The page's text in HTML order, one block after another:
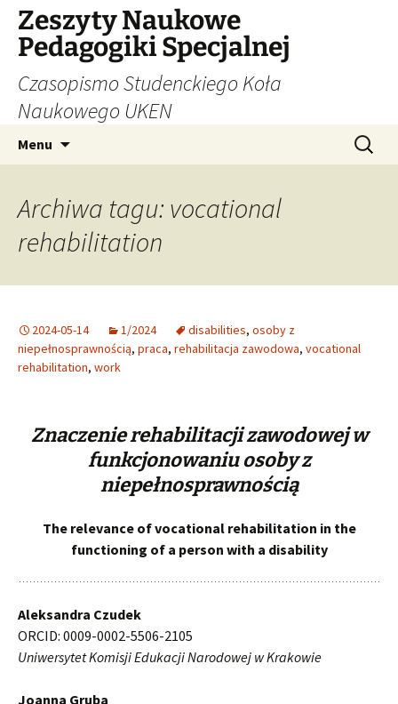
Zeszyty Naukowe
Pedagogiki Specjalnej
Czasopismo Studenckiego Koła
Naukowego UKEN
Menu Szukaj:
Archiwa tagu: vocational
rehabilitation
2024-05-14 1/2024 disabilities, osoby z
niepełnosprawnością, praca, rehabilitacja zawodowa, vocational
rehabilitation, work
Znaczenie rehabilitacji zawodowej w
funkcjonowaniu osoby z
niepełnosprawnością
The relevance of vocational rehabilitation in the
functioning of a person with a disability
Aleksandra Czudek
ORCID: 0009-0002-5506-2105
Uniwersytet Komisji Edukacji Narodowej w Krakowie
Joanna Gruba